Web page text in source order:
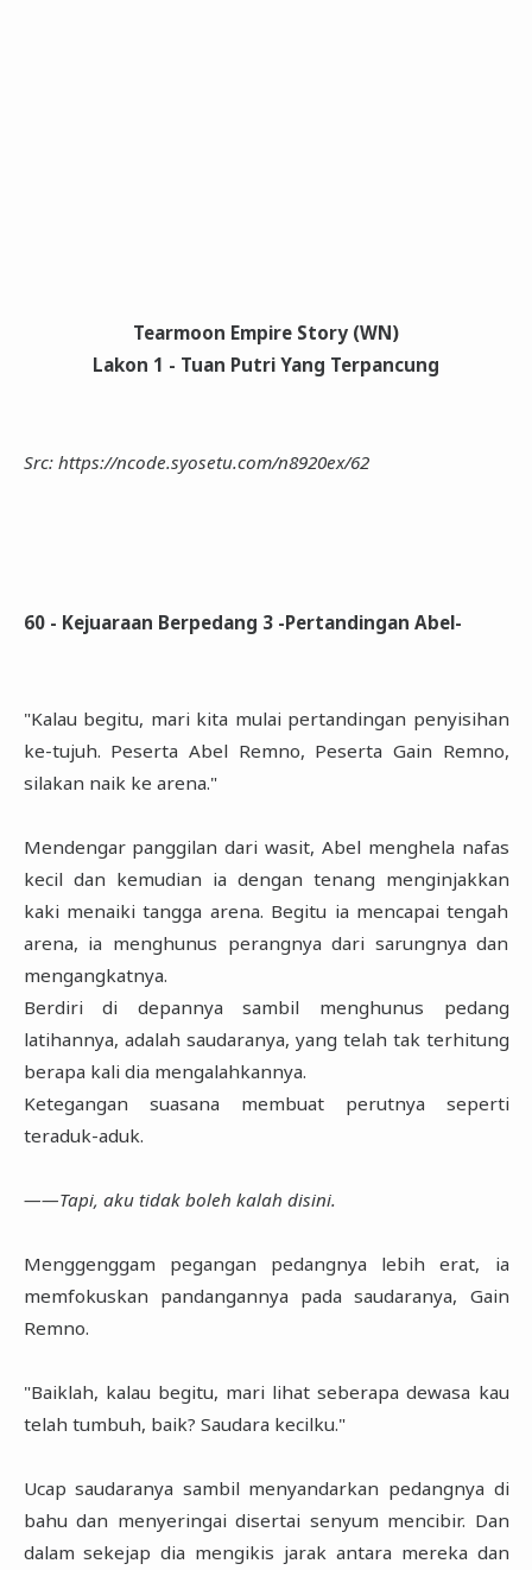
Tearmoon Empire Story (WN)
Lakon 1 - Tuan Putri Yang Terpancung
Src: https://ncode.syosetu.com/n8920ex/62
60 - Kejuaraan Berpedang 3 -Pertandingan Abel-
"Kalau begitu, mari kita mulai pertandingan penyisihan
ke-tujuh. Peserta Abel Remno, Peserta Gain Remno,
silakan naik ke arena."
Mendengar panggilan dari wasit, Abel menghela nafas
kecil dan kemudian ia dengan tenang menginjakkan
kaki menaiki tangga arena. Begitu ia mencapai tengah
arena, ia menghunus perangnya dari sarungnya dan
mengangkatnya.
Berdiri di depannya sambil menghunus pedang
latihannya, adalah saudaranya, yang telah tak terhitung
berapa kali dia mengalahkannya.
Ketegangan suasana membuat perutnya seperti
teraduk-aduk.
――Tapi, aku tidak boleh kalah disini.
Menggenggam pegangan pedangnya lebih erat, ia
memfokuskan pandangannya pada saudaranya, Gain
Remno.
"Baiklah, kalau begitu, mari lihat seberapa dewasa kau
telah tumbuh, baik? Saudara kecilku."
Ucap saudaranya sambil menyandarkan pedangnya di
bahu dan menyeringai disertai senyum mencibir. Dan
dalam sekejap dia mengikis jarak antara mereka dan